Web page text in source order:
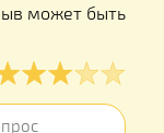
может быть